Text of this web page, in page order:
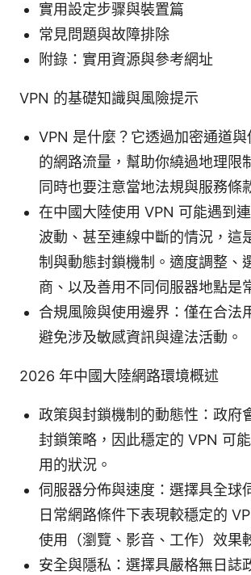
實用設定步骤與裝置篇
常見問題與故障排除
附錄：實用資源與參考網址
VPN 的基礎知識與風險提示
VPN 是什麼？它透過加密通道
的網路流量，幫助你繞過地理限
同時也要注意當地法規與服務條
在中國大陸使用 VPN 可能遇到
波動、甚至連線中斷的情況，這
制與動態封鎖機制。適度調整、
商、以及善用不同伺服器地點是
合規風險與使用邊界：僅在合法
避免涉及敏感資訊與違法活動。
2026 年中國大陸網路環境概述
政策與封鎖機制的動態性：政府
封鎖策略，因此穩定的 VPN 可
用的狀況。
伺服器分佈與速度：選擇具全球
日常網路條件下表現較穩定的
使用（瀏覽、影音、工作）效果
安全與隱私：選擇具嚴格無日誌